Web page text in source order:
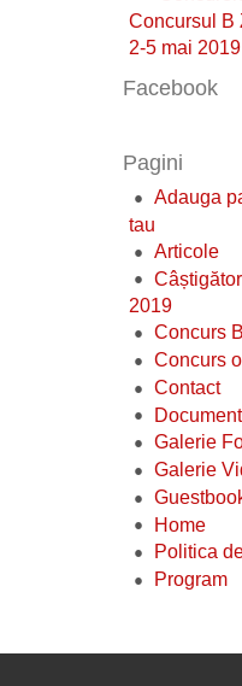
Concursul B
2-5 mai 2019
Facebook
Pagini
Adauga
tau
Articole
2019
Concurs
Concurs
Contact
Galerie
Galerie
Home
Politica
Program